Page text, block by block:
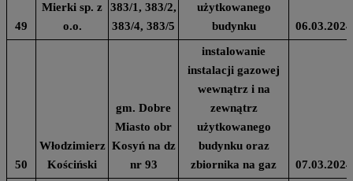
49
Mierki sp. z
o.o.
383/1, 383/2,
383/4, 383/5
użytkowanego
budynku
06.03.2024
50
Włodzimierz
Kościński
gm. Dobre
Miasto obr
Kosyń na dz
nr 93
instalowanie
instalacji gazowej
wewnątrz i na
zewnątrz
użytkowanego
budynku oraz
zbiornika na gaz
07.03.2024